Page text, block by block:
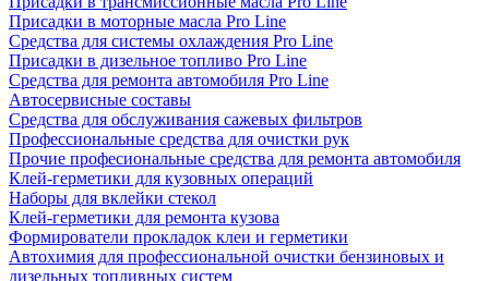
Присадки в моторные масла Pro Line
Средства для системы охлаждения Pro Line
Присадки в дизельное топливо Pro Line
Средства для ремонта автомобиля Pro Line
Автосервисные составы
Средства для обслуживания сажевых фильтров
Профессиональные средства для очистки рук
Прочие професиональные средства для ремонта автомобиля
Клей-герметики для кузовных операций
Наборы для вклейки стекол
Клей-герметики для ремонта кузова
Формирователи прокладок клеи и герметики
Автохимия для профессиональной очистки бензиновых и
дизельных топливных систем